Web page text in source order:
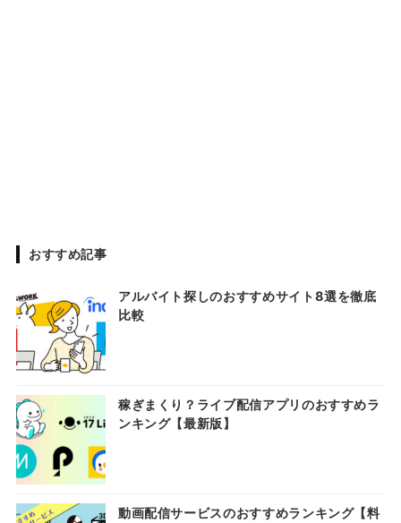
おすすめ記事
アルバイト探しのおすすめサイト8選を徹底
比較
稼ぎまくり？ライブ配信アプリのおすすめラ
ンキング【最新版】
動画配信サービスのおすすめランキング【料